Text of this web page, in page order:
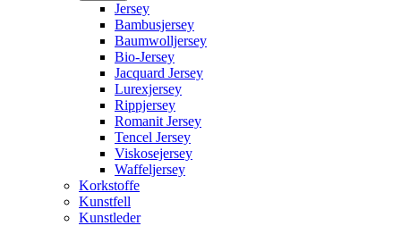
Jersey
Bambusjersey
Baumwolljersey
Bio-Jersey
Jacquard Jersey
Lurexjersey
Rippjersey
Romanit Jersey
Tencel Jersey
Viskosejersey
Waffeljersey
Korkstoffe
Kunstfell
Kunstleder